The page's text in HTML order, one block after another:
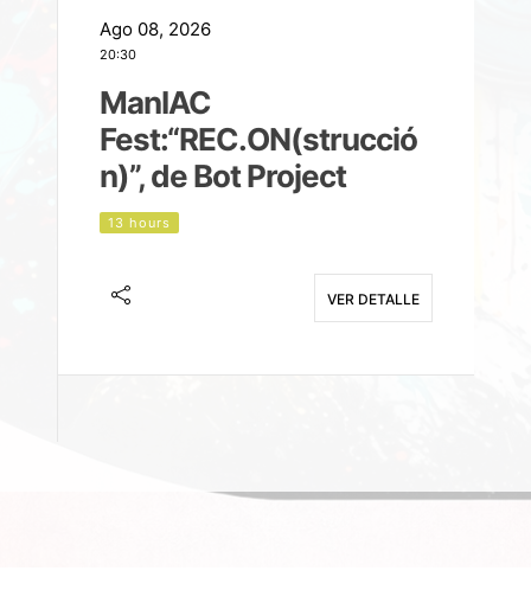
Ago 08, 2026
20:30
ManIAC
Fest:“REC.ON(strucció
n)”, de Bot Project
13 hours
VER DETALLE